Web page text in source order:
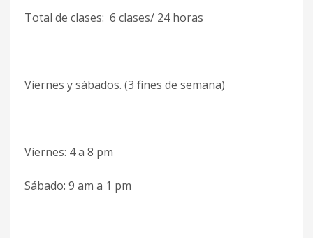
Total de clases: 6 clases/ 24 horas
Viernes y sábados. (3 fines de semana)
Viernes: 4 a 8 pm
Sábado: 9 am a 1 pm